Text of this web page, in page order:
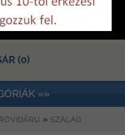
(0)
»»
RÖVIDÁRU » SZALAG